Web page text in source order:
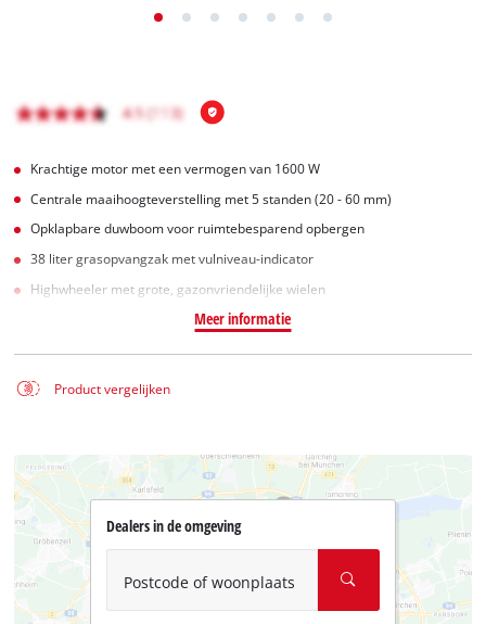
Krachtige motor met een vermogen van 1600 W
Centrale maaihoogteverstelling met 5 standen (20 - 60 mm)
Opklapbare duwboom voor ruimtebesparend opbergen
38 liter grasopvangzak met vulniveau-indicator
Highwheeler met grote, gazonvriendelijke wielen
Meer informatie
Product vergelijken
Dealers in de omgeving
Postcode of woonplaats